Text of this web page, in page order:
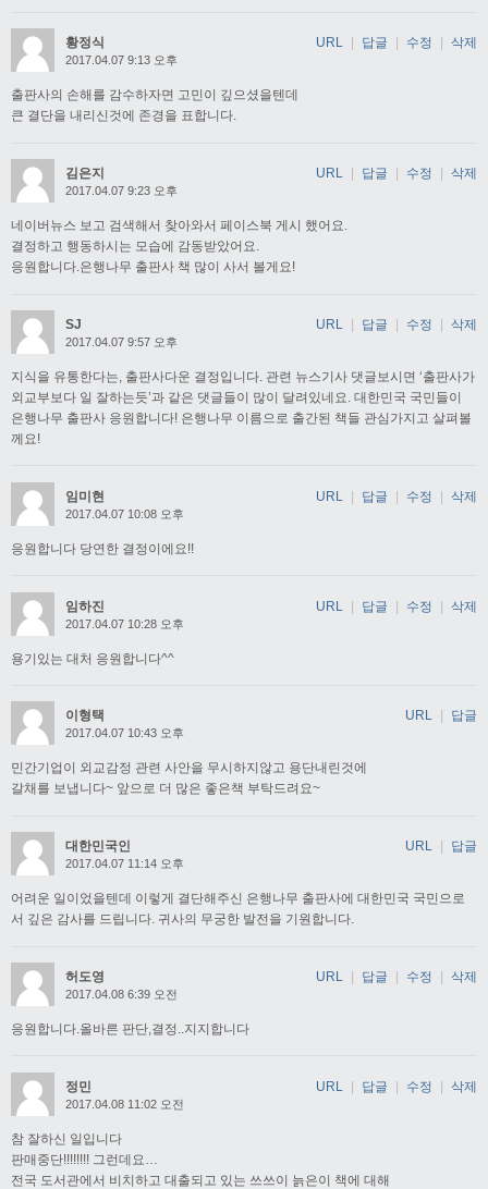
황정식
2017.04.07 9:13 오후
출판사의 손해를 감수하자면 고민이 깊으셨을텐데
큰 결단을 내리신것에 존경을 표합니다.
URL 답글 수정 삭제
김은지
2017.04.07 9:23 오후
네이버뉴스 보고 검색해서 찾아와서 페이스북 게시 했어요.
결정하고 행동하시는 모습에 감동받았어요.
응원합니다.은행나무 출판사 책 많이 사서 볼게요!
URL 답글 수정 삭제
SJ
2017.04.07 9:57 오후
지식을 유통한다는, 출판사다운 결정입니다. 관련 뉴스기사 댓글보시면 ‘출판사가
외교부보다 일 잘하는듯’과 같은 댓글들이 많이 달려있네요. 대한민국 국민들이
은행나무 출판사 응원합니다! 은행나무 이름으로 출간된 책들 관심가지고 살펴볼
께요!
URL 답글 수정 삭제
임미현
2017.04.07 10:08 오후
응원합니다 당연한 결정이에요!!
URL | 답글 | 수정 | 삭제
임하진
2017.04.07 10:28 오후
용기있는 대처 응원합니다^^
URL | 답글 | 수정 | 삭제
이형택
2017.04.07 10:43 오후
민간기업이 외교감정 관련 사안을 무시하지않고 용단내린것에
갈채를 보냅니다~ 앞으로 더 많은 좋은책 부탁드려요~
URL 답글
대한민국인
2017.04.07 11:14 오후
어려운 일이었을텐데 이렇게 결단해주신 은행나무 출판사에 대한민국 국민으로
서 깊은 감사를 드립니다. 귀사의 무궁한 발전을 기원합니다.
URL 답글
허도영
2017.04.08 6:39 오전
응원합니다.올바른 판단,결정..지지합니다
URL 답글 수정 삭제
정민
2017.04.08 11:02 오전
참 잘하신 일입니다
판매중단!!!!!!!! 그런데요…
전국 도서관에서 비치하고 대출되고 있는 쓰쓰이 늙은이 책에 대해
URL | 답글 | 수정 | 삭제